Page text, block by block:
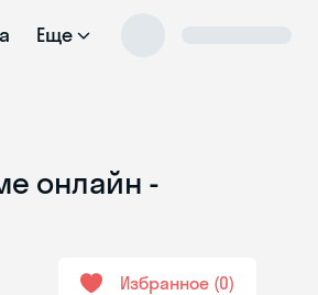
Еще
онлайн -
Избранное 0